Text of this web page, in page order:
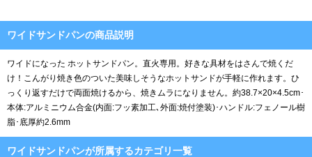
ワイドサンドパンの商品説明
ワイドになった ホットサンドパン。直火専用。好きな具材をはさんで焼くだ
け！こんがり焼き色のついた美味しそうなホットサンドが手軽に作れます。ひ
っくり返すだけで両面焼けるから、焼きムラになりません。約38.7×20×4.5cm･
本体:アルミニウム合金(内面:フッ素加工､外面:焼付塗装)･ハンドル:フェノール樹
脂･底厚約2.6mm
ワイドサンドパンが所属するカテゴリ一覧